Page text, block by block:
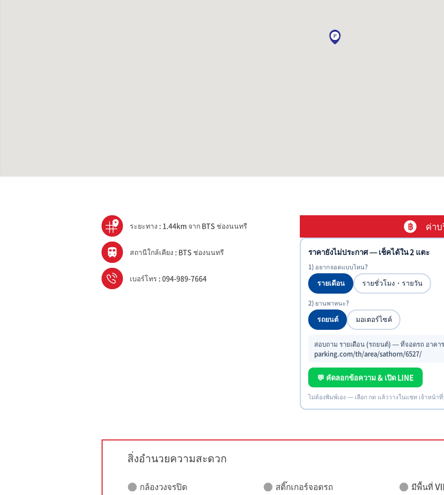
ระยะทาง : 1.44km จาก BTS ช่องนนทรี
สถานีใกล้เคียง : BTS ช่องนนทรี
เบอร์โทร : 094-989-7664
ค่า
ราคายังไม่ประกาศ — เช็คได้ใน 2 แตะ
1) อยากจอดแบบไหน?
รายเดือน รายชั่วโมง・รายวัน
2) ยานพาหนะ?
รถยนต์ มอเตอร์ไซค์
สอบถาม รายเดือน (รถยนต์) — ที่จอดรถ อาค
parking.com/th/area/sathorn/6527/
💬 คัดลอกข้อความ & เปิด LINE
ไม่ต้องพิมพ์เอง — เลือก กด แล้ววางในแชท เจ้าหน้า
สิ่งอำนวยความสะดวก
กล้องวงจรปิด สติ๊กเกอร์จอดรถ มีพื้นที่